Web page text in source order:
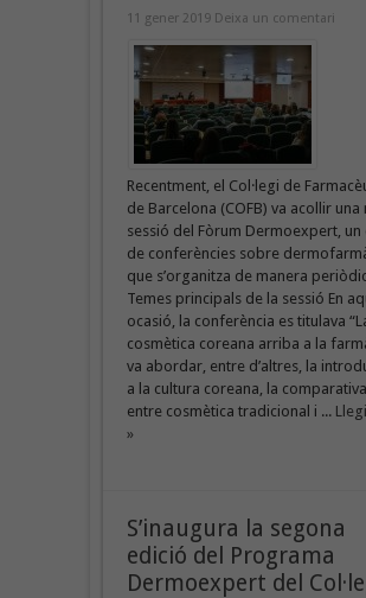
11 gener 2019 Deixa un comentari
Recentment, el Col·legi de
de Barcelona (COFB) va acollir una
sessió del Fòrum Dermoexpert, un
de conferències sobre
que s’organitza de manera
Temes principals de la sessió En
ocasió, la conferència es titulava
cosmètica coreana arriba a la
va abordar, entre d’altres, la
a la cultura coreana, la comparativa
entre cosmètica tradicional i ...
»
S’inaugura la segona
edició del Programa
Dermoexpert del